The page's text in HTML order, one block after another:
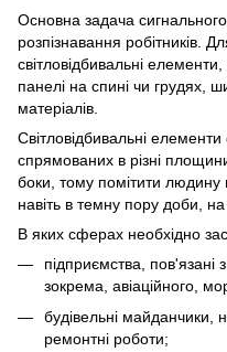
Основна задача
розпізнавання робітників.
світловідбивальні
панелі на спині чи грудях,
матеріалів.
Світловідбивальні елементи
спрямованих в різні
боки, тому помітити людину
навіть в темну пору доби, на
В яких сферах необхідно
підприємства, пов'язані
зокрема, авіаційного,
будівельні майданчики,
ремонтні роботи;